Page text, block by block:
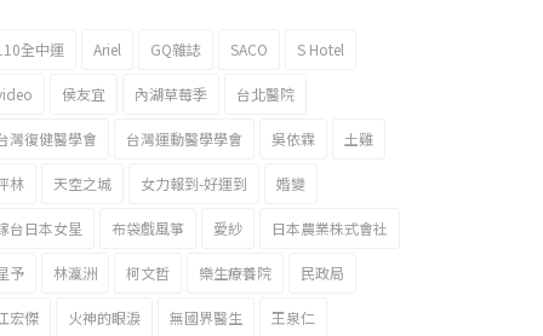
全中運 Ariel GQ雜誌 SACO S Hotel
侯友宜 內湖草莓季 台北醫院
灣復健醫學會 台灣運動醫學學會 吳依霖 土雞
林 天空之城 女力報到-好運到 婚變
台日本女星 布袋戲風箏 愛紗 日本農業株式會社
予 林瀛洲 柯文哲 樂生療養院 民政局
宏傑 火神的眼淚 無國界醫生 王泉仁